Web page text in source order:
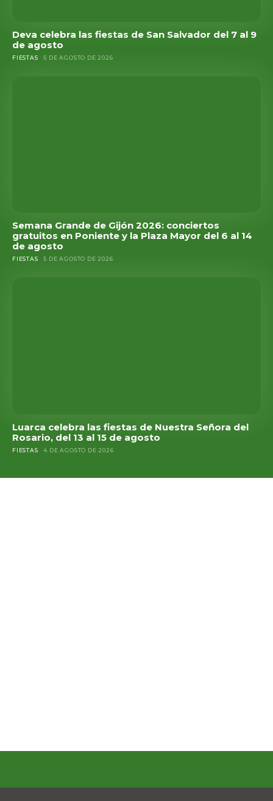
Deva celebra las fiestas de San Salvador del 7 al 9
de agosto
FIESTAS 5 DE AGOSTO DE 2026
Semana Grande de Gijón 2026: conciertos
gratuitos en Poniente y la Plaza Mayor del 6 al 14
de agosto
FIESTAS 5 DE AGOSTO DE 2026
Luarca celebra las fiestas de Nuestra Señora del
Rosario, del 13 al 15 de agosto
FIESTAS 4 DE AGOSTO DE 2026